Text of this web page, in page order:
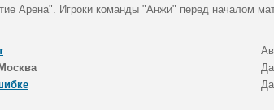
Арена". Игроки команды "Анжи" перед началом